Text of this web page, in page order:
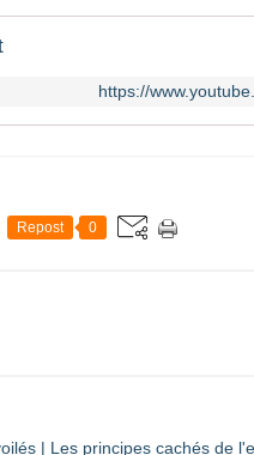
https://
Repost 0